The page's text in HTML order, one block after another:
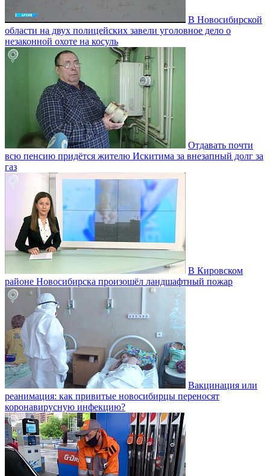
В Новосибирской
области на двух полицейских завели уголовное дело о
незаконной охоте на косуль
Отдавать почти
всю пенсию придётся жителю Искитима за внезапный долг за
газ
В Кировском
районе Новосибирска произошёл ландшафтный пожар
Вакцинация или
реанимация: как привитые новосибирцы переносят
коронавирусную инфекцию?